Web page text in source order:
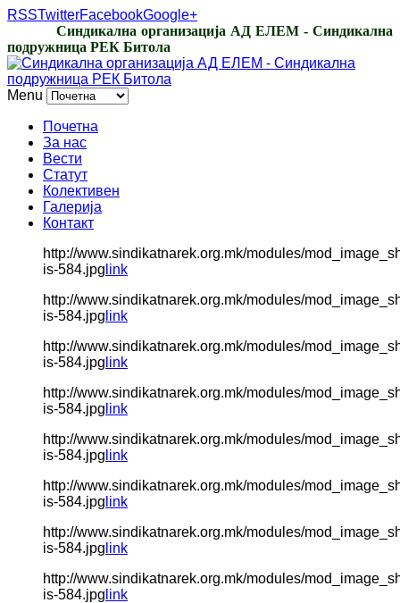
RSSTwitterFacebookGoogle+
Синдикална организација АД ЕЛЕМ - Синдикална
подружница РЕК Битола
Menu
Почетна
За нас
Вести
Статут
Колективен
Галерија
Контакт
http://www.sindikatnarek.org.mk/modules/
is-584.jpg link
http://www.sindikatnarek.org.mk/modules/
is-584.jpg link
http://www.sindikatnarek.org.mk/modules/
is-584.jpg link
http://www.sindikatnarek.org.mk/modules/
is-584.jpg link
http://www.sindikatnarek.org.mk/modules/
is-584.jpg link
http://www.sindikatnarek.org.mk/modules/
is-584.jpg link
http://www.sindikatnarek.org.mk/modules/
is-584.jpg link
http://www.sindikatnarek.org.mk/modules/
is-584.jpg link